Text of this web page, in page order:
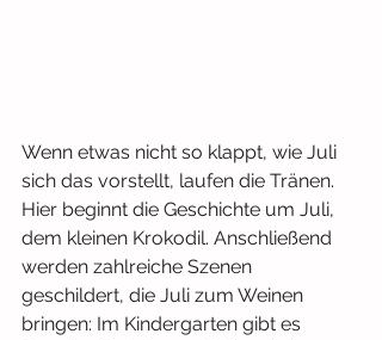
Wenn etwas nicht so klappt, wie Juli
sich das vorstellt, laufen die Tränen.
Hier beginnt die Geschichte um Juli,
dem kleinen Krokodil. Anschließend
werden zahlreiche Szenen
geschildert, die Juli zum Weinen
bringen: Im Kindergarten gibt es